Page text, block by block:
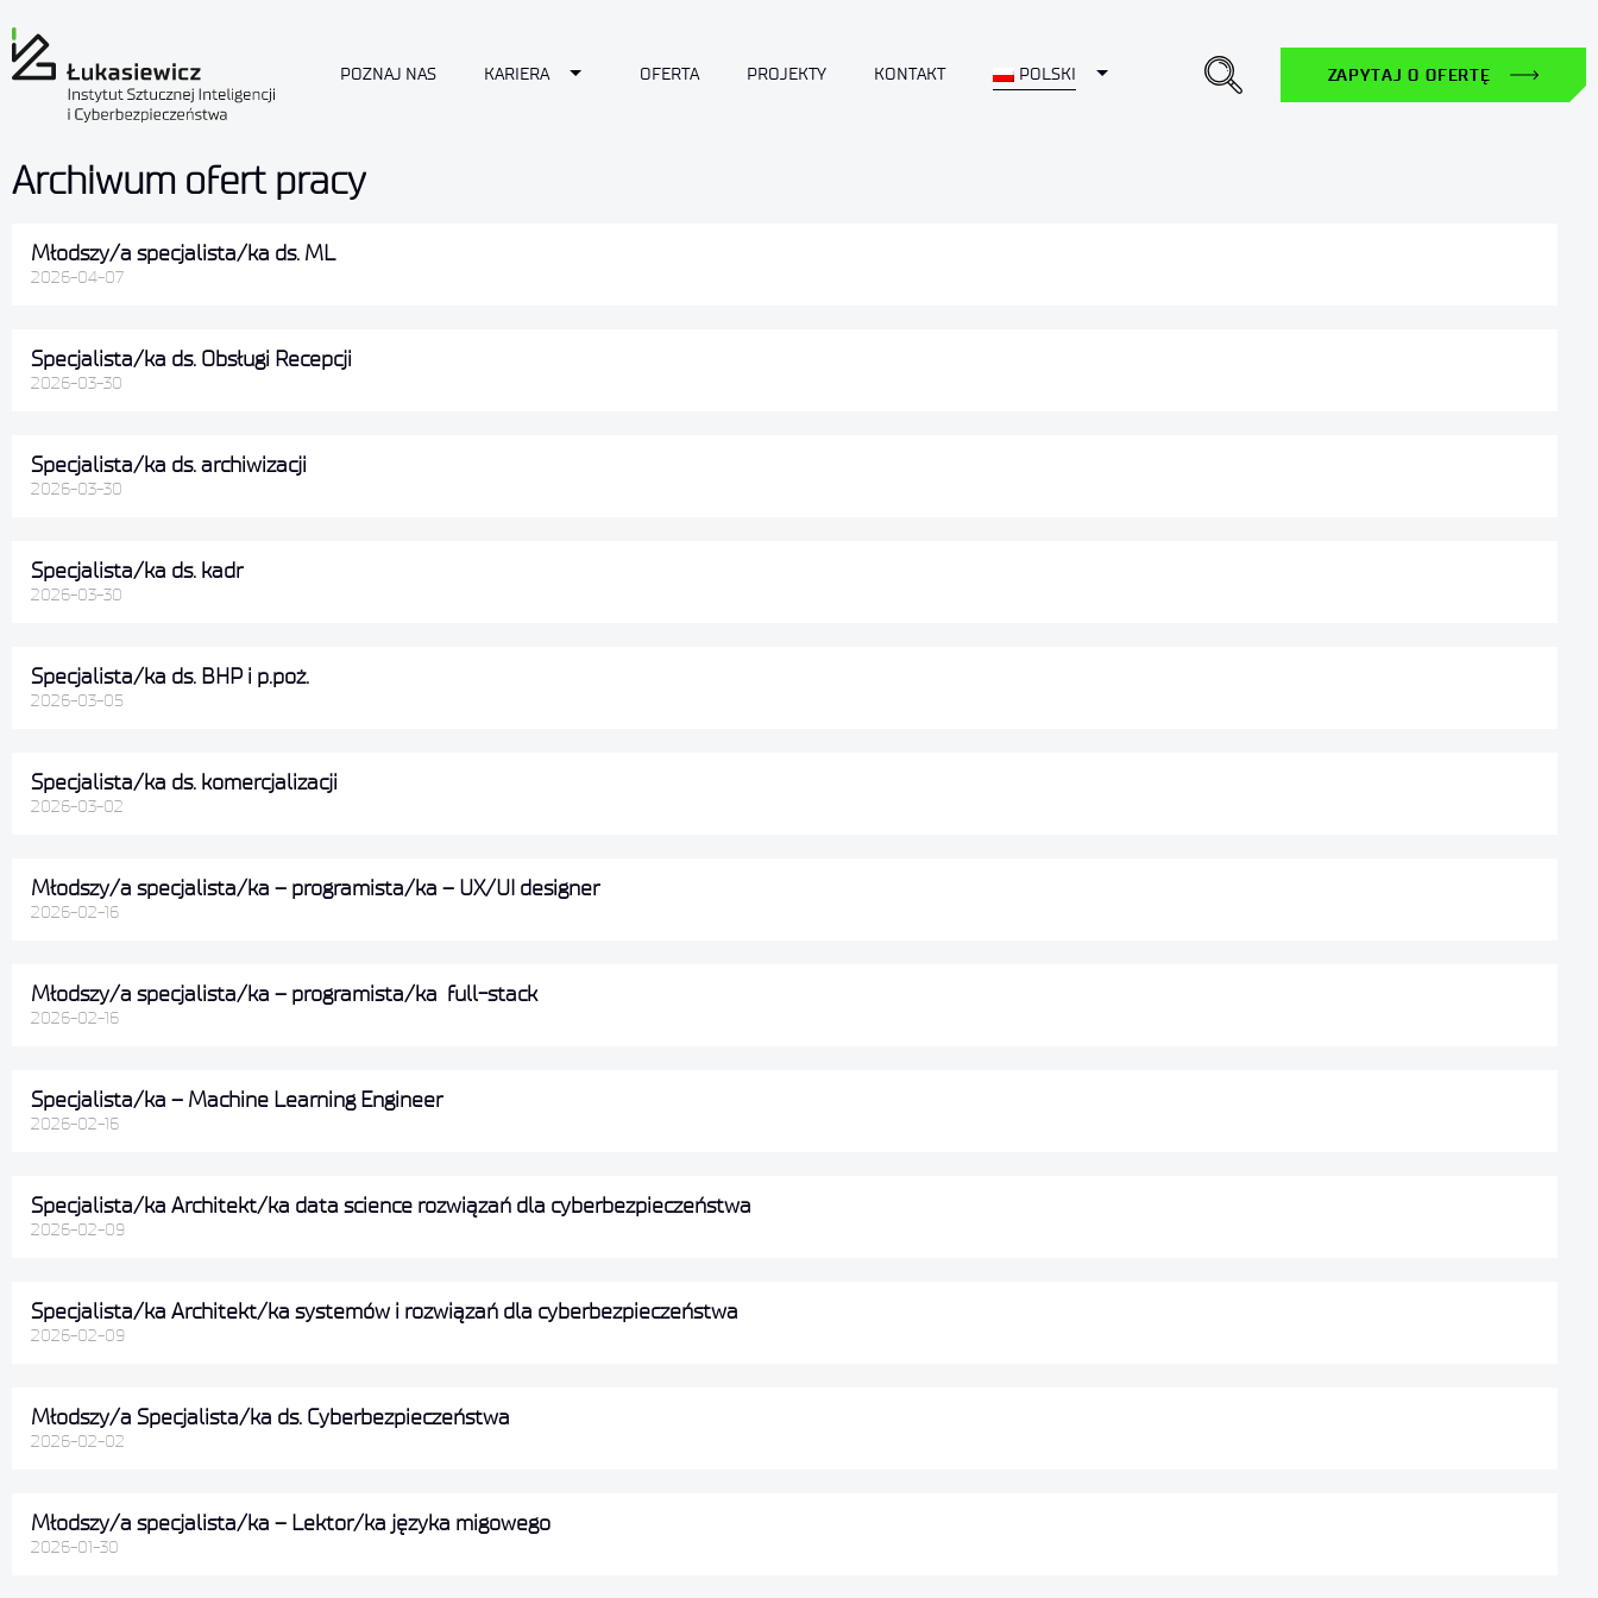
POZNAJ NAS KARIERA Toggle Dropdown
OFERTA PROJEKTY KONTAKT POLSKI Toggle Dropdown ZAPYTAJ O OFERTĘ
Archiwum ofert pracy
Młodszy/a specjalista/ka ds. ML
2026-04-07
Specjalista/ka ds. Obsługi Recepcji
2026-03-30
Specjalista/ka ds. archiwizacji
2026-03-30
Specjalista/ka ds. kadr
2026-03-30
Specjalista/ka ds. BHP i p.poż.
2026-03-05
Specjalista/ka ds. komercjalizacji
2026-03-02
Młodszy/a specjalista/ka – programista/ka – UX/UI designer
2026-02-16
Młodszy/a specjalista/ka – programista/ka full-stack
2026-02-16
Specjalista/ka – Machine Learning Engineer
2026-02-16
Specjalista/ka Architekt/ka data science rozwiązań dla cyberbezpieczeństwa
2026-02-09
Specjalista/ka Architekt/ka systemów i rozwiązań dla cyberbezpieczeństwa
2026-02-09
Młodszy/a Specjalista/ka ds. Cyberbezpieczeństwa
2026-02-02
Młodszy/a specjalista/ka – Lektor/ka języka migowego
2026-01-30